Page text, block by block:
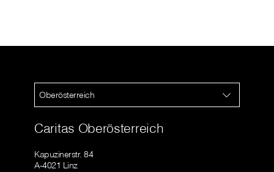
Oberösterreich
Caritas Oberösterreich
Kapuzinerstr. 84
A-4021 Linz